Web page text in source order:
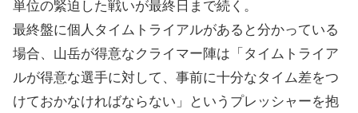
単位の緊迫した戦いが最終日まで続く。
最終盤に個人タイムトライアルがあると分かっている
場合、山岳が得意なクライマー陣は「タイムトライア
ルが得意な選手に対して、事前に十分なタイム差をつ
けておかなければならない」というプレッシャーを抱